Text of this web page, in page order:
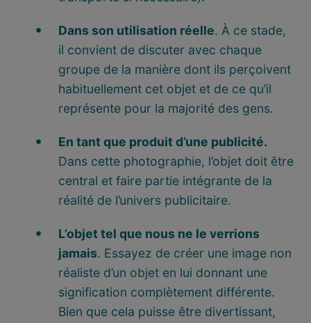
Dans son utilisation réelle. À ce stade,
il convient de discuter avec chaque
groupe de la manière dont ils perçoivent
habituellement cet objet et de ce qu’il
représente pour la majorité des gens.
En tant que produit d’une publicité.
Dans cette photographie, l’objet doit être
central et faire partie intégrante de la
réalité de l’univers publicitaire.
L’objet tel que nous ne le verrions
jamais. Essayez de créer une image non
réaliste d’un objet en lui donnant une
signification complètement différente.
Bien que cela puisse être divertissant,